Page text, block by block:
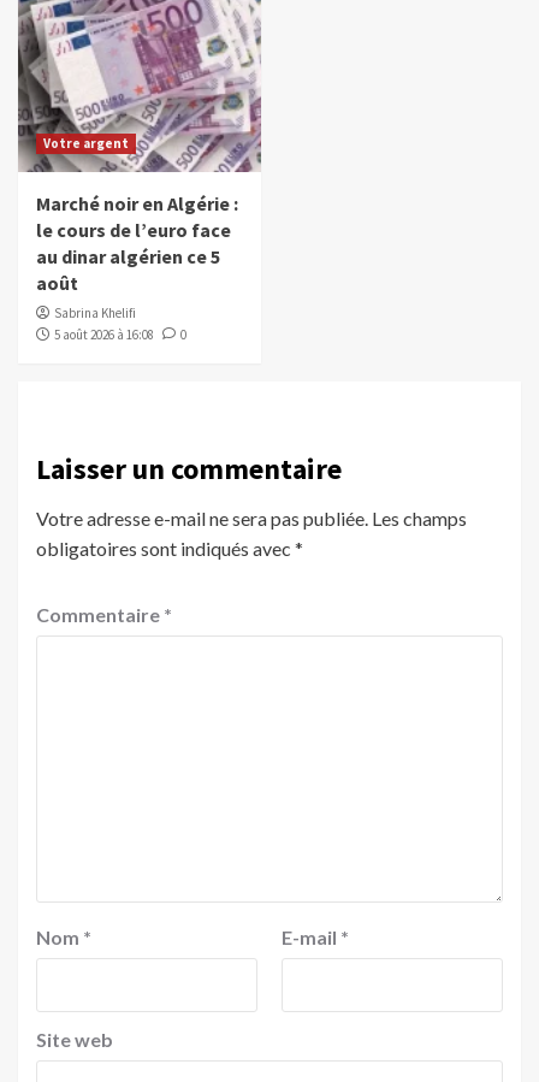
Votre argent
Marché noir en Algérie :
le cours de l’euro face
au dinar algérien ce 5
août
Sabrina Khelifi
5 août 2026 à 16:08
0
Laisser un commentaire
Votre adresse e-mail ne sera pas publiée. Les champs
obligatoires sont indiqués avec *
Commentaire *
Nom * E-mail *
Site web